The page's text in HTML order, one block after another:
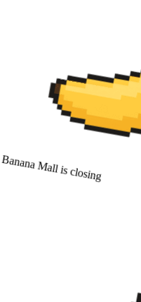
Banana Mall is closing